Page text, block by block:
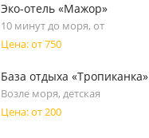
Эко-отель «Мажор»
10 минут до моря, от
Цена: от 750
База отдыха «Тропиканка»
Возле моря, детская
Цена: от 200